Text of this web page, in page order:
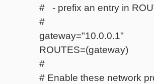
# - prefix an entry in
#
gateway="10.0.0.1"
ROUTES=(gateway)
#
# Enable these network